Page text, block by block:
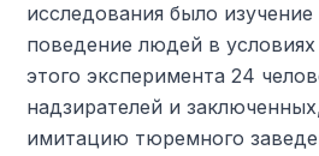
исследования было
поведение людей в
этого эксперимента 24
надзирателей и
имитацию тюремного